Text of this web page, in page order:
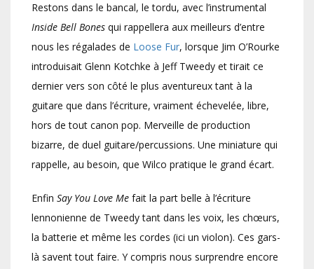
Restons dans le bancal, le tordu, avec l’instrumental
Inside Bell Bones qui rappellera aux meilleurs d’entre
nous les régalades de Loose Fur, lorsque Jim O’Rourke
introduisait Glenn Kotchke à Jeff Tweedy et tirait ce
dernier vers son côté le plus aventureux tant à la
guitare que dans l’écriture, vraiment échevelée, libre,
hors de tout canon pop. Merveille de production
bizarre, de duel guitare/percussions. Une miniature qui
rappelle, au besoin, que Wilco pratique le grand écart.
Enfin Say You Love Me fait la part belle à l’écriture
lennonienne de Tweedy tant dans les voix, les chœurs,
la batterie et même les cordes (ici un violon). Ces gars-
là savent tout faire. Y compris nous surprendre encore